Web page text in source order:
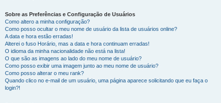
Sobre as Preferências e Configuração de Usuários
Como altero a minha configuração?
Como posso ocultar o meu nome de usuário da lista de usuários online?
A data e hora estão erradas!
Alterei o fuso Horário, mas a data e hora continuam erradas!
O idioma da minha nacionalidade não está na lista!
O que são as imagens ao lado do meu nome de usuário?
Como posso exibir uma imagem junto ao meu nome de usuário?
Como posso alterar o meu rank?
Quando clico no e-mail de um usuário, uma página aparece solicitando que eu faça o
login?!